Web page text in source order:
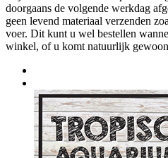
doorgaans de volgende werkdag
geen levend materiaal verzenden
voer. Dit kunt u wel bestellen
winkel, of u komt natuurlijk